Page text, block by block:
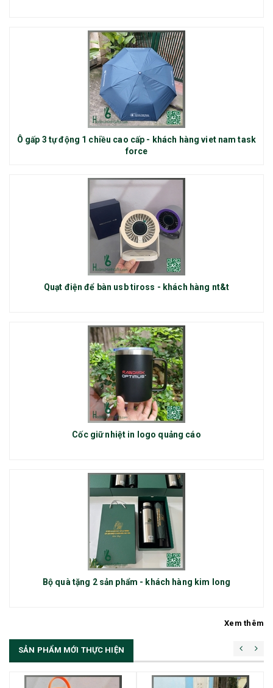
Ô gấp 3 tự động 1 chiều cao cấp - khách hàng viet nam task
force
Quạt điện để bàn usb tiross - khách hàng nt&t
Cốc giữ nhiệt in logo quảng cáo
Bộ quà tặng 2 sản phẩm - khách hàng kim long
Xem thêm
SẢN PHẨM MỚI THỰC HIỆN